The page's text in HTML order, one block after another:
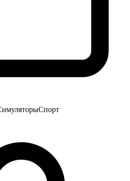
Спорт